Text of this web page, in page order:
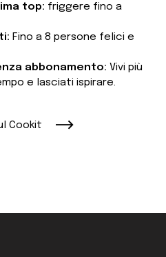
top: friggere fino a
Fino a 8 persone felici e
abbonamento: Vivi più
e lasciati ispirare.
Cookit